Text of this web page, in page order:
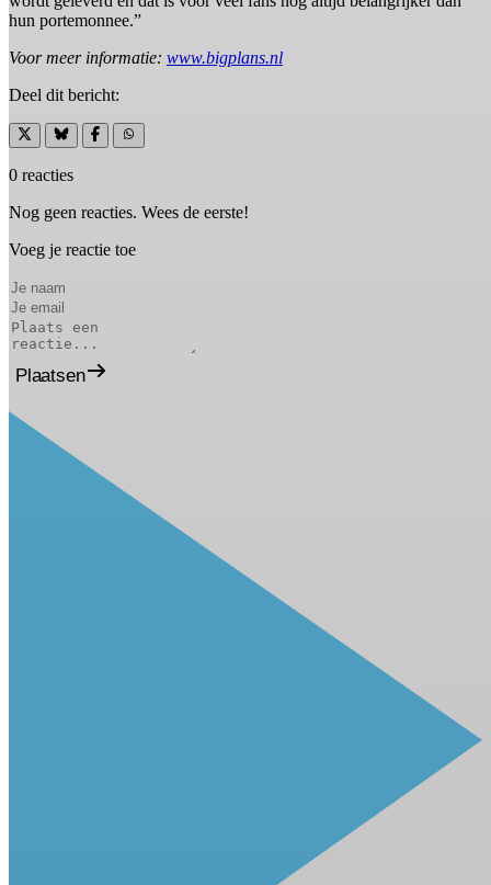
hun portemonnee.”
Voor meer informatie: www.bigplans.nl
Deel dit bericht:
0 reacties
Nog geen reacties. Wees de eerste!
Voeg je reactie toe
Plaatsen